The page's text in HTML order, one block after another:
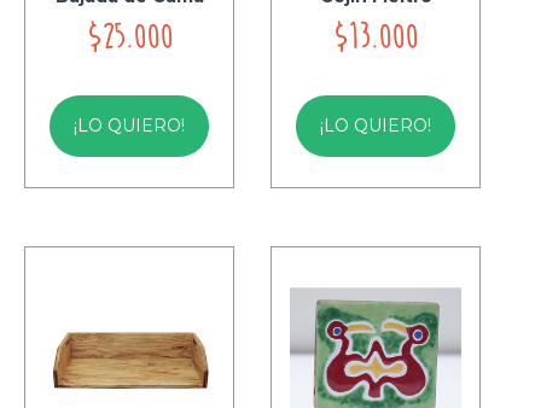
$25.000
¡LO QUIERO!
$13.000
¡LO QUIERO!